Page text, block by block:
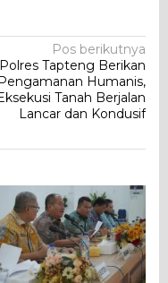
Pos berikutnya
Polres Tapteng Berikan
Humanis,
Tanah Berjalan
Lancar dan Kondusif